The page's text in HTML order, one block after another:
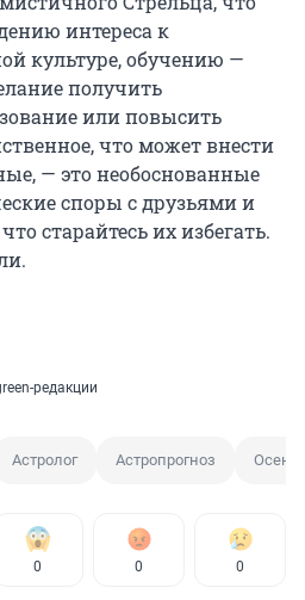
интереса к
культуре, обучению —
получить
или повысить
что может внести
— это необоснованные
споры с друзьями и
старайтесь их избегать.
редакции
Астролог Астропрогноз Осень
0 0 0